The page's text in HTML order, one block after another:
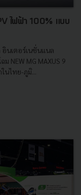
ไฟฟ้า 100% แบบ
นเตอร์เนชั่นแนล
NEW MG MAXUS 9
ไทย-ภูมิ...